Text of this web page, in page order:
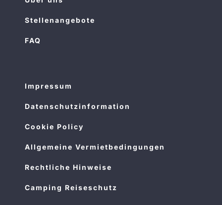
Stellenangebote
FAQ
Impressum
Datenschutzinformation
Cookie Policy
Allgemeine Vermietbedingungen
Rechtliche Hinweise
Camping Reiseschutz